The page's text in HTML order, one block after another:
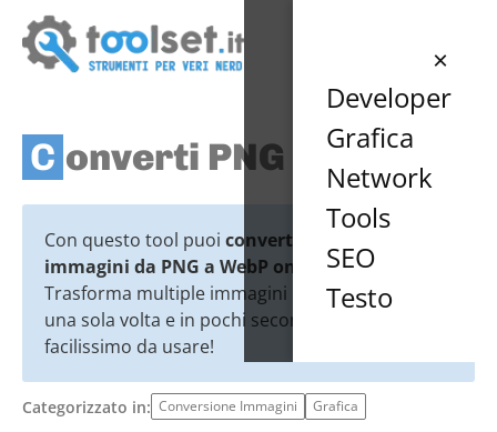
×
Developer
Grafica
Network
Tools
SEO
Testo
Converti PNG in WebP
Con questo tool puoi convertire le tue
immagini da PNG a WebP online gratis
Trasforma multiple immagini PNG in WebP in
una sola volta e in pochi secondi. Gratuito e
facilissimo da usare!
Categorizzato in: Conversione Immagini Grafica